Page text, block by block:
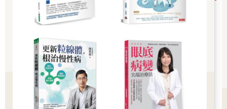
若關節正處於發炎狀態（紅、腫、痛），應避免任何會加劇關節
損傷的運動。待發炎消退後，可順著關節活動的方向，慢慢地把
關節拉到緊繃或感覺不舒服，停留10～30秒，然後回歸靜止狀
態，休息片刻後，重複做5～10次，注意不要拉得太猛太快。
若關節太緊但沒有發炎，可以先熱敷、洗個熱水澡、或泡泡三溫
暖後再做運動。若是正在發炎或受過傷的關節，運動前先冰敷5～
10分鐘，然後熱敷10～15分鐘後，再做輕微的運動。
一般人進行拉伸運動每次建議維持10～30秒，年長者因為全身都